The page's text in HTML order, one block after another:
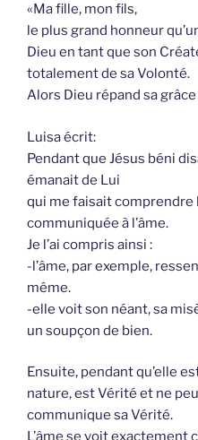
«Ma fille, mon fils,
le plus grand honneur
Dieu en tant que son
totalement de sa Volonté.
Alors Dieu répand sa grâce
Luisa écrit:
Pendant que Jésus béni
émanait de Lui
qui me faisait comprendre
communiquée à l’âme.
Je l’ai compris ainsi :
-l’âme, par exemple,
même.
-elle voit son néant, sa
un soupçon de bien.
Ensuite, pendant qu’elle
nature, est Vérité et ne
communique sa Vérité.
L’âme se voit exactement